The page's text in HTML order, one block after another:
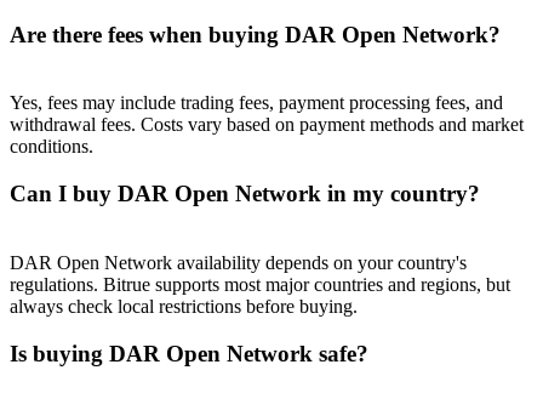
Are there fees when buying DAR Open Network?
Yes, fees may include trading fees, payment processing fees, and
withdrawal fees. Costs vary based on payment methods and market
conditions.
Can I buy DAR Open Network in my country?
DAR Open Network availability depends on your country's
regulations. Bitrue supports most major countries and regions, but
always check local restrictions before buying.
Is buying DAR Open Network safe?